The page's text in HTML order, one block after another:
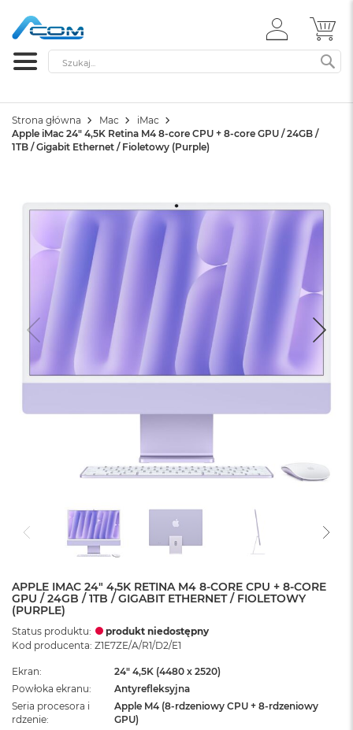
ZALOGUJ
SIĘ
Szukaj
Strona główna Mac
iMac
Apple iMac 24" 4,5K Retina M4 8-core CPU + 8-core GPU / 24GB /
1TB / Gigabit Ethernet / Fioletowy (Purple)
APPLE IMAC 24" 4,5K RETINA M4 8-CORE CPU + 8-CORE
GPU / 24GB / 1TB / GIGABIT ETHERNET / FIOLETOWY
(PURPLE)
Status produktu:
produkt niedostępny
Kod producenta: Z1E7ZE/A/R1/D2/E1
Ekran
24" 4,5K (4480 x 2520)
Powłoka ekranu
Antyrefleksyjna
Seria procesora i
rdzenie
Apple M4 (8-rdzeniowy CPU + 8-rdzeniowy
GPU)